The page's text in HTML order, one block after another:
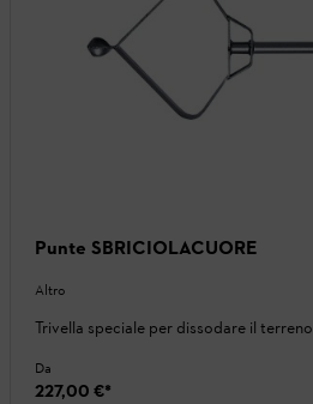
Punte SBRICIOLACUORE
Altro
Trivella speciale per dissodare il terreno
Da
227,00 €*